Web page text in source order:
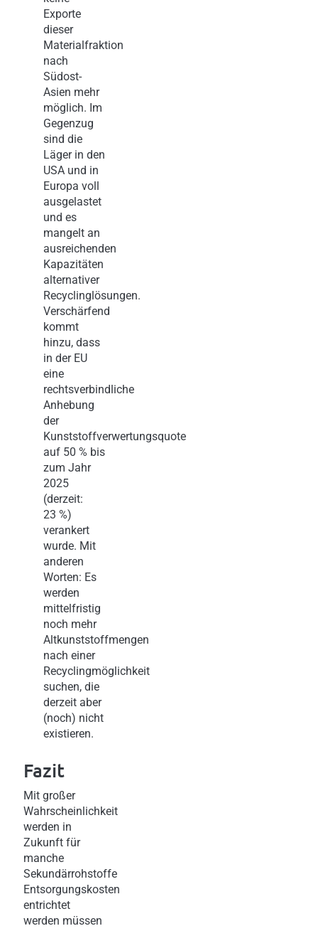
Exporte
dieser
Materialfraktion
nach
Südost-
Asien mehr
möglich. Im
Gegenzug
sind die
Läger in den
USA und in
Europa voll
ausgelastet
und es
mangelt an
ausreichenden
Kapazitäten
alternativer
Recyclinglösungen.
Verschärfend
kommt
hinzu, dass
in der EU
eine
rechtsverbindliche
Anhebung
der
Kunststoffverwertungsquote
auf 50 % bis
zum Jahr
2025
(derzeit:
23 %)
verankert
wurde. Mit
anderen
Worten: Es
werden
mittelfristig
noch mehr
Altkunststoffmengen
nach einer
Recyclingmöglichkeit
suchen, die
derzeit aber
(noch) nicht
existieren.
Fazit
Mit großer
Wahrscheinlichkeit
werden in
Zukunft für
manche
Sekundärrohstoffe
Entsorgungskosten
entrichtet
werden müssen